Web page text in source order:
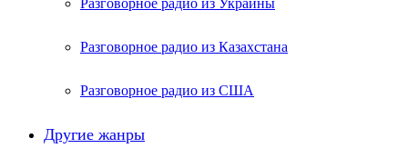
Разговорное радио из Украины
Разговорное радио из Казахстана
Разговорное радио из США
Другие жанры